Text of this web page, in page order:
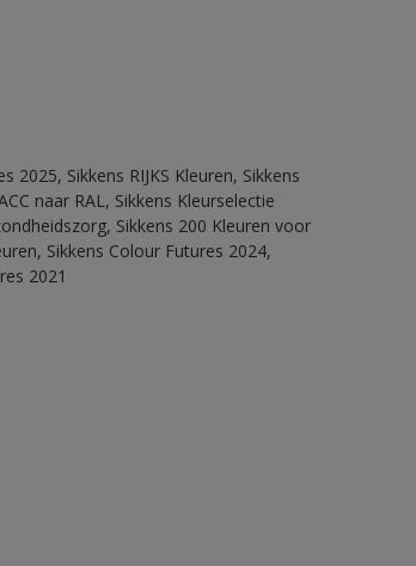
Sikkens RIJKS Kleuren, Sikkens
naar RAL, Sikkens Kleurselectie
Sikkens 200 Kleuren voor
Sikkens Colour Futures 2024,
2021